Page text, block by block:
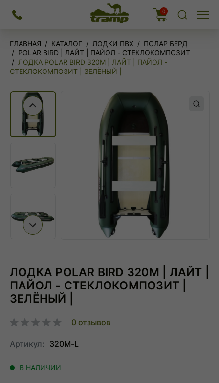
На
главную
0
Меню
ГЛАВНАЯ КАТАЛОГ ЛОДКИ ПВХ
ПОЛАР БЕРД
POLAR BIRD | ЛАЙТ | ПАЙОЛ - СТЕКЛОКОМПОЗИТ
ЛОДКА POLAR BIRD 320М | ЛАЙТ | ПАЙОЛ -
СТЕКЛОКОМПОЗИТ | ЗЕЛЁНЫЙ |
ЛОДКА POLAR BIRD 320М | ЛАЙТ |
ПАЙОЛ - СТЕКЛОКОМПОЗИТ |
ЗЕЛЁНЫЙ |
0 отзывов
Артикул: 320M-L
В НАЛИЧИИ
Предыдущий слайд
Следующий слайд